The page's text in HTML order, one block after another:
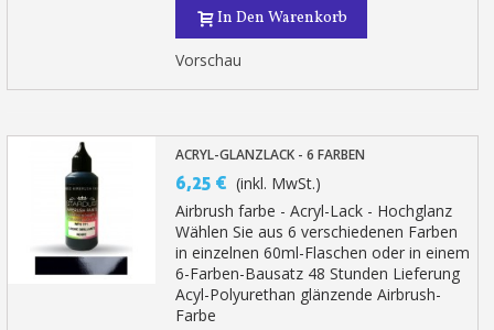
In Den Warenkorb
Vorschau
ACRYL-GLANZLACK - 6 FARBEN
6,25 € (inkl. MwSt.)
Airbrush farbe - Acryl-Lack - Hochglanz
Wählen Sie aus 6 verschiedenen Farben
in einzelnen 60ml-Flaschen oder in einem
6-Farben-Bausatz 48 Stunden Lieferung
Acyl-Polyurethan glänzende Airbrush-
Farbe